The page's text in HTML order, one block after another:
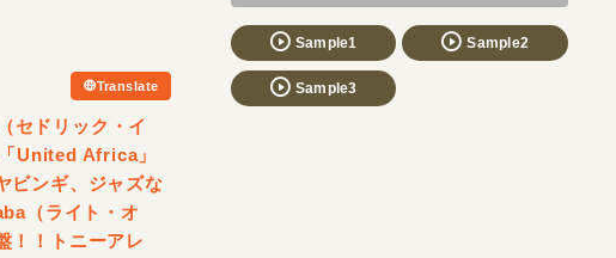
Translate
Sample1 Sample2
Sample3
セドリック・イ
United Africa」
ビンギ、ジャズな
（ライト・オ
！！トニーアレ